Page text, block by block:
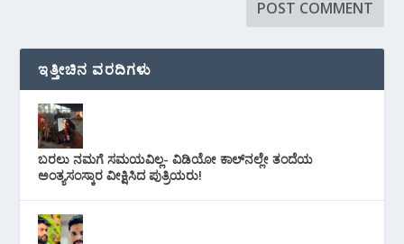
ಇತ್ತೀಚಿನ ವರದಿಗಳು
ಬರಲು ನಮಗೆ ಸಮಯವಿಲ್ಲ- ವಿಡಿಯೋ ಕಾಲ್‌ನಲ್ಲೇ ತಂದೆಯ
ಅಂತ್ಯಸಂಸ್ಕಾರ ವೀಕ್ಷಿಸಿದ ಪುತ್ರಿಯರು!